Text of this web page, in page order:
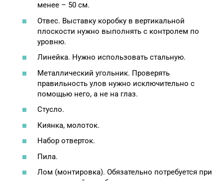
менее – 50 см.
Отвес. Выставку коробку в вертикальной
плоскости нужно выполнять с контролем по
уровню.
Линейка. Нужно использовать стальную.
Металлический угольник. Проверять
правильность улов нужно исключительно с
помощью него, а не на глаз.
Стусло.
Киянка, молоток.
Набор отверток.
Пила.
Лом (монтировка). Обязательно потребуется при